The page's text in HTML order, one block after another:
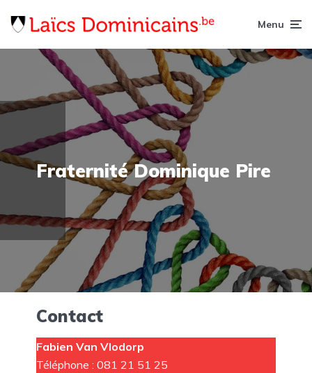
Menu
Fraternité Dominique Pire
Contact
Fabien Van Vlodorp
Téléphone : 081 21 51 25